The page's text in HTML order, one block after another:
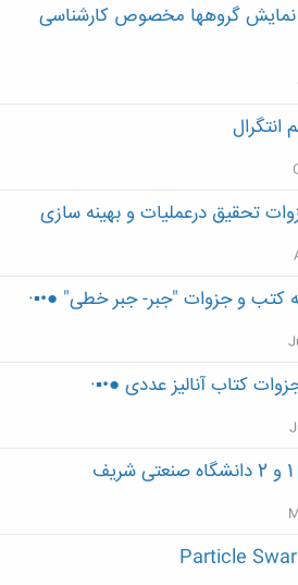
نمایش گروهها مخصوص کارشناسی
تحقیق درعملیات و بهینه سازی
کتب و جزوات "جبر- جبر خطی" ●•▪·
کتاب آنالیز عددی ●•▪·
Particle